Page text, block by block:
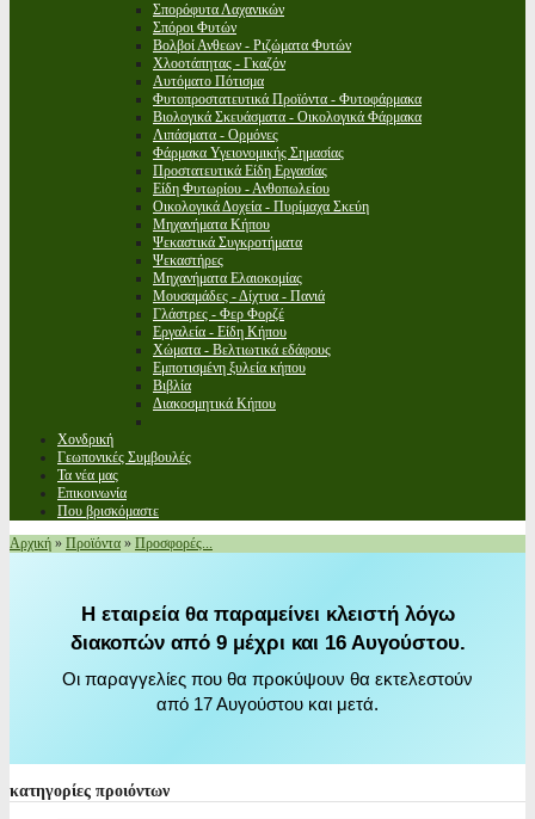
Σπορόφυτα Λαχανικών
Σπόροι Φυτών
Βολβοί Ανθεων - Ριζώματα Φυτών
Χλοοτάπητας - Γκαζόν
Αυτόματο Πότισμα
Φυτοπροστατευτικά Προϊόντα - Φυτοφάρμακα
Βιολογικά Σκευάσματα - Οικολογικά Φάρμακα
Λιπάσματα - Ορμόνες
Φάρμακα Υγειονομικής Σημασίας
Προστατευτικά Είδη Εργασίας
Είδη Φυτωρίου - Ανθοπωλείου
Οικολογικά Δοχεία - Πυρίμαχα Σκεύη
Μηχανήματα Κήπου
Ψεκαστικά Συγκροτήματα
Ψεκαστήρες
Μηχανήματα Ελαιοκομίας
Μουσαμάδες - Δίχτυα - Πανιά
Γλάστρες - Φερ Φορζέ
Εργαλεία - Είδη Κήπου
Χώματα - Βελτιωτικά εδάφους
Εμποτισμένη ξυλεία κήπου
Βιβλία
Διακοσμητικά Κήπου
Χονδρική
Γεωπονικές Συμβουλές
Τα νέα μας
Επικοινωνία
Που βρισκόμαστε
Αρχική » Προϊόντα » Προσφορές...
Η εταιρεία θα παραμείνει κλειστή λόγω
διακοπών από 9 μέχρι και 16 Αυγούστου.
Οι παραγγελίες που θα προκύψουν θα εκτελεστούν
από 17 Αυγούστου και μετά.
κατηγορίες προιόντων